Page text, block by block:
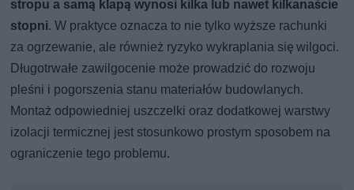
stropu a samą klapą wynosi kilka lub nawet kilkanaście
stopni. W praktyce oznacza to nie tylko wyższe rachunki
za ogrzewanie, ale również ryzyko wykraplania się wilgoci.
Długotrwałe zawilgocenie może prowadzić do rozwoju
pleśni i pogorszenia stanu materiałów budowlanych.
Montaż odpowiedniej uszczelki oraz dodatkowej warstwy
izolacji termicznej jest stosunkowo prostym sposobem na
ograniczenie tego problemu.